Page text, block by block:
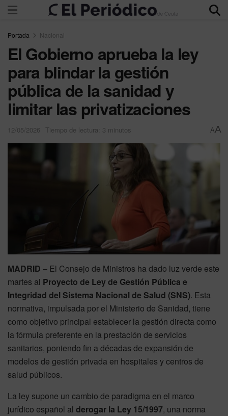
Portada Nacional
El Gobierno aprueba la ley
para blindar la gestión
pública de la sanidad y
limitar las privatizaciones
12/05/2026 Tiempo de lectura: 3 minutos AA
MADRID – El Consejo de Ministros ha dado luz verde este
martes al Proyecto de Ley de Gestión Pública e
Integridad del Sistema Nacional de Salud (SNS). Esta
normativa, impulsada por el Ministerio de Sanidad, tiene
como objetivo principal establecer la gestión directa como
la fórmula preferente en la prestación de servicios
sanitarios, poniendo fin a décadas de expansión de
modelos de gestión privada en hospitales y centros de
salud públicos.
La ley supone un cambio de paradigma en el marco
jurídico español al derogar la Ley 15/1997, una norma